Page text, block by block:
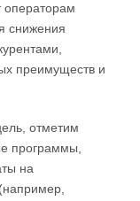
операторам
снижения
преимуществ и
отметим
программы,
на